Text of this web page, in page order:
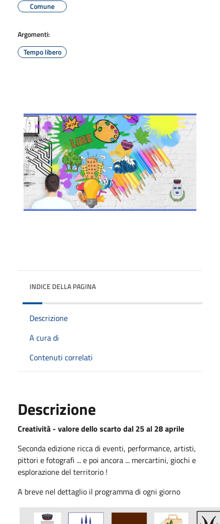
Comune
Argomenti:
Tempo libero
INDICE DELLA PAGINA
Descrizione
A cura di
Contenuti correlati
Descrizione
Creatività - valore dello scarto dal 25 al 28 aprile
Seconda edizione ricca di eventi, performance, artisti,
pittori e fotografi ... e poi ancora ... mercartini, giochi e
esplorazione del territorio !
A breve nel dettaglio il programma di ogni giorno